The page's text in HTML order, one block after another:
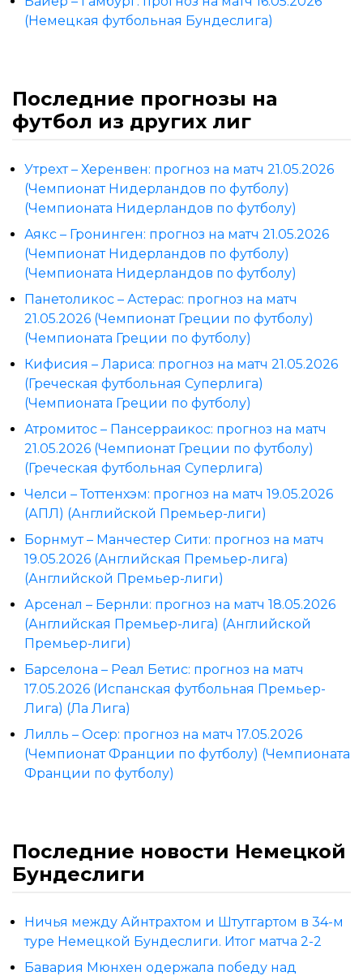
(Немецкая футбольная Бундеслига)
Последние прогнозы на
футбол из других лиг
Утрехт – Херенвен: прогноз на матч 21.05.2026
(Чемпионат Нидерландов по футболу)
(Чемпионата Нидерландов по футболу)
Аякс – Гронинген: прогноз на матч 21.05.2026
(Чемпионат Нидерландов по футболу)
(Чемпионата Нидерландов по футболу)
Панетоликос – Астерас: прогноз на матч
21.05.2026 (Чемпионат Греции по футболу)
(Чемпионата Греции по футболу)
Кифисия – Лариса: прогноз на матч 21.05.2026
(Греческая футбольная Суперлига)
(Чемпионата Греции по футболу)
Атромитос – Пансерраикос: прогноз на матч
21.05.2026 (Чемпионат Греции по футболу)
(Греческая футбольная Суперлига)
Челси – Тоттенхэм: прогноз на матч 19.05.2026
(АПЛ) (Английской Премьер-лиги)
Борнмут – Манчестер Сити: прогноз на матч
19.05.2026 (Английская Премьер-лига)
(Английской Премьер-лиги)
Арсенал – Бернли: прогноз на матч 18.05.2026
(Английская Премьер-лига) (Английской
Премьер-лиги)
Барселона – Реал Бетис: прогноз на матч
17.05.2026 (Испанская футбольная Премьер-
Лига) (Ла Лига)
Лилль – Осер: прогноз на матч 17.05.2026
(Чемпионат Франции по футболу) (Чемпионата
Франции по футболу)
Последние новости Немецкой
Бундеслиги
Ничья между Айнтрахтом и Штутгартом в 34-м
туре Немецкой Бундеслиги. Итог матча 2-2
Бавария Мюнхен одержала победу над